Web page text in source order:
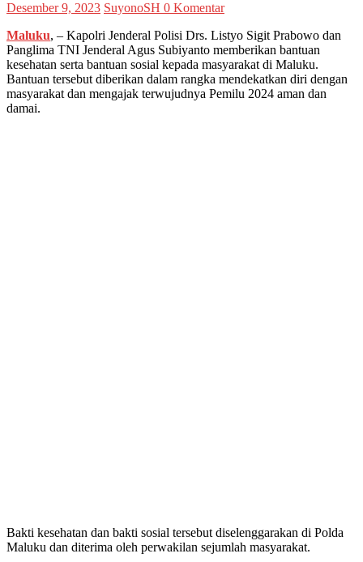
Desember 9, 2023 SuyonoSH 0 Komentar
Maluku, – Kapolri Jenderal Polisi Drs. Listyo Sigit Prabowo dan
Panglima TNI Jenderal Agus Subiyanto memberikan bantuan
kesehatan serta bantuan sosial kepada masyarakat di Maluku.
Bantuan tersebut diberikan dalam rangka mendekatkan diri dengan
masyarakat dan mengajak terwujudnya Pemilu 2024 aman dan
damai.
Bakti kesehatan dan bakti sosial tersebut diselenggarakan di Polda
Maluku dan diterima oleh perwakilan sejumlah masyarakat.